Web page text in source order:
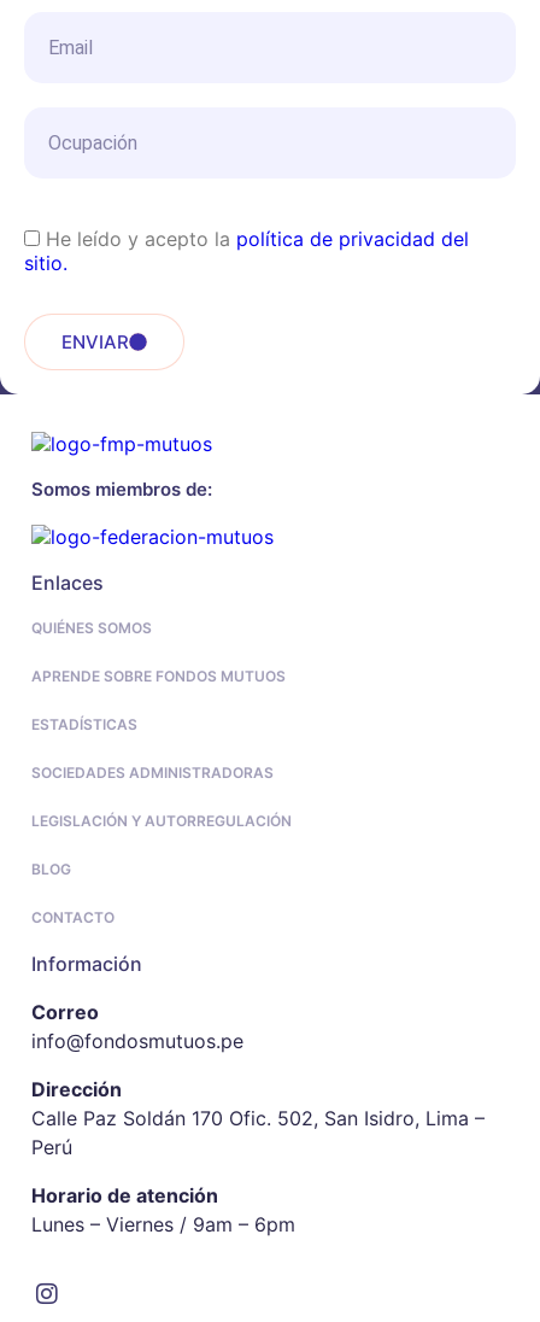
He leído y acepto la política de privacidad del
sitio.
ENVIAR
Somos miembros de:
Enlaces
QUIÉNES SOMOS
APRENDE SOBRE FONDOS MUTUOS
ESTADÍSTICAS
SOCIEDADES ADMINISTRADORAS
LEGISLACIÓN Y AUTORREGULACIÓN
BLOG
CONTACTO
Información
Correo
info@fondosmutuos.pe
Dirección
Calle Paz Soldán 170 Ofic. 502, San Isidro, Lima –
Perú
Horario de atención
Lunes – Viernes / 9am – 6pm